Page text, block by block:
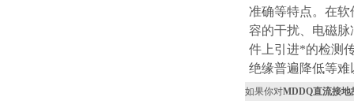
准确等特点。在
容的干扰、电磁
件上引进*的检测
绝缘普遍降低等
如果你对MDDQ直流接地